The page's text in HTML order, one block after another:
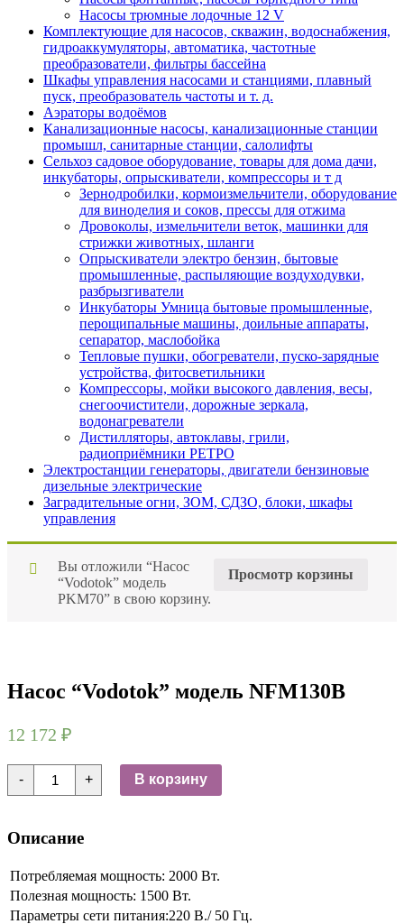
Насосы трюмные лодочные 12 V
Комплектующие для насосов, скважин, водоснабжения,
гидроаккумуляторы, автоматика, частотные
преобразователи, фильтры бассейна
Шкафы управления насосами и станциями, плавный
пуск, преобразователь частоты и т. д.
Аэраторы водоёмов
Канализационные насосы, канализационные станции
промышл, санитарные станции, салолифты
Сельхоз садовое оборудование, товары для дома дачи,
инкубаторы, опрыскиватели, компрессоры и т д
Зернодробилки, кормоизмельчители, оборудование
для виноделия и соков, прессы для отжима
Дровоколы, измельчители веток, машинки для
стрижки животных, шланги
Опрыскиватели электро бензин, бытовые
промышленные, распыляющие воздуходувки,
разбрызгиватели
Инкубаторы Умница бытовые промышленные,
перощипальные машины, доильные аппараты,
сепаратор, маслобойка
Тепловые пушки, обогреватели, пуско-зарядные
устройства, фитосветильники
Компрессоры, мойки высокого давления, весы,
снегоочистители, дорожные зеркала,
водонагреватели
Дистилляторы, автоклавы, грили,
радиоприёмники РЕТРО
Электростанции генераторы, двигатели бензиновые
дизельные электрические
Заградительные огни, ЗОМ, СДЗО, блоки, шкафы
управления
Просмотр корзины
Вы отложили “Насос
“Vodotok” модель
PKM70” в свою корзину.
Насос “Vodotok” модель NFM130B
12 172 ₽
-
Количество
товара
Насос
NFM130B
+ В корзину
Описание
Потребляемая мощность: 2000 Вт.
Полезная мощность: 1500 Вт.
Параметры сети питания:220 В./ 50 Гц.